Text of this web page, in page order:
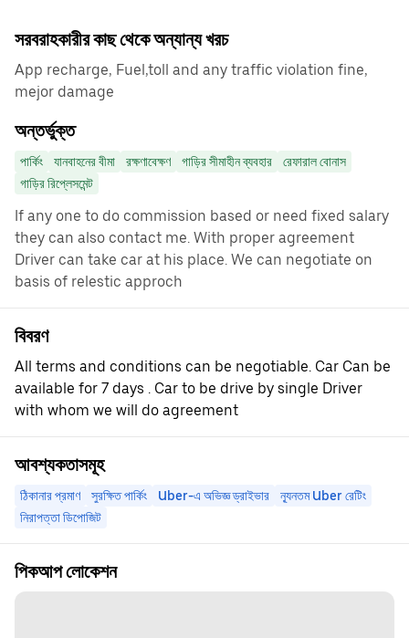
সরবরাহকারীর কাছ থেকে অন্যান্য খরচ
App recharge, Fuel,toll and any traffic violation fine,
mejor damage
অন্তর্ভুক্ত
পার্কিং যানবাহনের বীমা রক্ষণাবেক্ষণ গাড়ির সীমাহীন ব্যবহার
রেফারাল বোনাস
গাড়ির রিপ্লেসমেন্ট
If any one to do commission based or need fixed salary
they can also contact me. With proper agreement
Driver can take car at his place. We can negotiate on
basis of relestic approch
বিবরণ
All terms and conditions can be negotiable. Car Can be
available for 7 days . Car to be drive by single Driver
with whom we will do agreement
আবশ্যকতাসমূহ
ঠিকানার প্রমাণ সুরক্ষিত পার্কিং Uber-এ অভিজ্ঞ ড্রাইভার
ন্যূনতম Uber রেটিং
নিরাপত্তা ডিপোজিট
পিকআপ লোকেশন